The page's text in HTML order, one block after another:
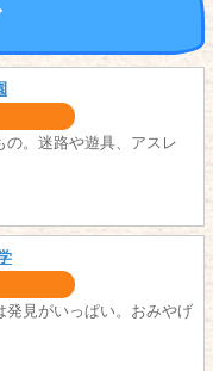
の。迷路や遊具、アスレ
発見がいっぱい。おみやげ